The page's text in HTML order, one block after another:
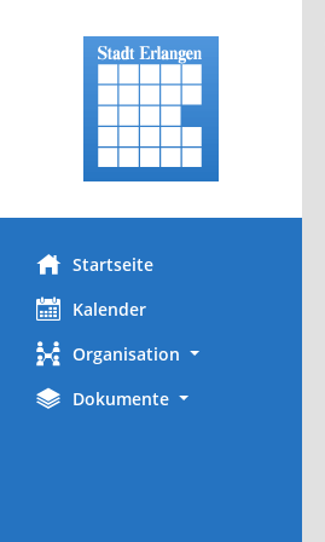
Startseite
Kalender
Organisation
Dokumente